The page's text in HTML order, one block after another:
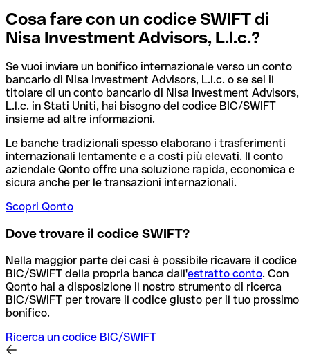
Cosa fare con un codice SWIFT di
Nisa Investment Advisors, L.l.c.?
Se vuoi inviare un bonifico internazionale verso un conto
bancario di Nisa Investment Advisors, L.l.c. o se sei il
titolare di un conto bancario di Nisa Investment Advisors,
L.l.c. in Stati Uniti, hai bisogno del codice BIC/SWIFT
insieme ad altre informazioni.
Le banche tradizionali spesso elaborano i trasferimenti
internazionali lentamente e a costi più elevati. Il conto
aziendale Qonto offre una soluzione rapida, economica e
sicura anche per le transazioni internazionali.
Scopri Qonto
Dove trovare il codice SWIFT?
Nella maggior parte dei casi è possibile ricavare il codice
BIC/SWIFT della propria banca dall'estratto conto. Con
Qonto hai a disposizione il nostro strumento di ricerca
BIC/SWIFT per trovare il codice giusto per il tuo prossimo
bonifico.
Ricerca un codice BIC/SWIFT